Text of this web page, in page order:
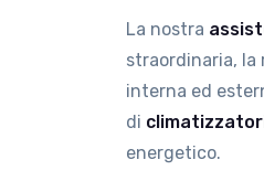
La nostra
straordinaria,
interna ed
di
energetico.